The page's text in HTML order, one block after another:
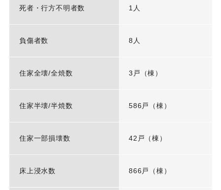
死者・行方不明者数 1人
負傷者数 8人
住家全壊/全焼数 3戸（棟）
住家半壊/半焼数 586戸（棟）
住家一部損壊数 42戸（棟）
床上浸水数 866戸（棟）